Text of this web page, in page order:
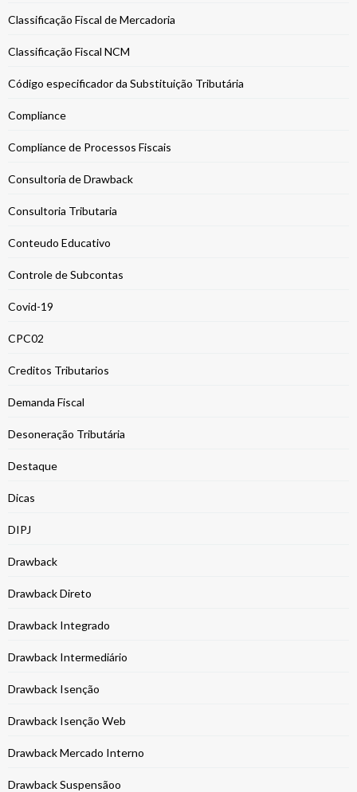
Classificação Fiscal de Mercadoria
Classificação Fiscal NCM
Código especificador da Substituição Tributária
Compliance
Compliance de Processos Fiscais
Consultoria de Drawback
Consultoria Tributaria
Conteudo Educativo
Controle de Subcontas
Covid-19
CPC02
Creditos Tributarios
Demanda Fiscal
Desoneração Tributária
Destaque
Dicas
DIPJ
Drawback
Drawback Direto
Drawback Integrado
Drawback Intermediário
Drawback Isenção
Drawback Isenção Web
Drawback Mercado Interno
Drawback Suspensãoo